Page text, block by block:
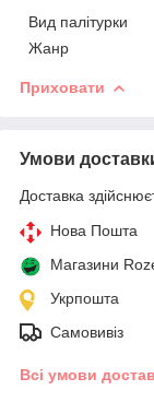
Вид палітурки
Жанр
Приховати
Умови
Доставка
Нова Пошта
Магазини
Укрпошта
Самовивіз
Всі умови